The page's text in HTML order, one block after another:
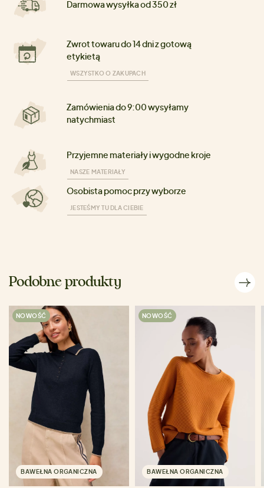
Darmowa wysyłka od 350 zł
Zwrot towaru do 14 dni z gotową
etykietą
WSZYSTKO O ZAKUPACH
Zamówienia do 9:00 wysyłamy
natychmiast
Przyjemne materiały i wygodne kroje
NASZE MATERIAŁY
Osobista pomoc przy wyborze
JESTEŚMY TU DLA CIEBIE
Podobne produkty
NOWOŚĆ
BAWEŁNA ORGANICZNA
NOWOŚĆ
BAWEŁNA ORGANICZNA